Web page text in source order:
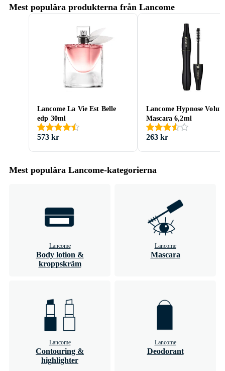
Mest populära produkterna från Lancome
Lancome La Vie Est Belle
edp 30ml
573 kr
Lancome Hypnose
Mascara 6,2ml
263 kr
Mest populära Lancome-kategorierna
Lancome
Body lotion &
kroppskräm
Lancome
Mascara
Lancome
Contouring &
highlighter
Lancome
Deodorant